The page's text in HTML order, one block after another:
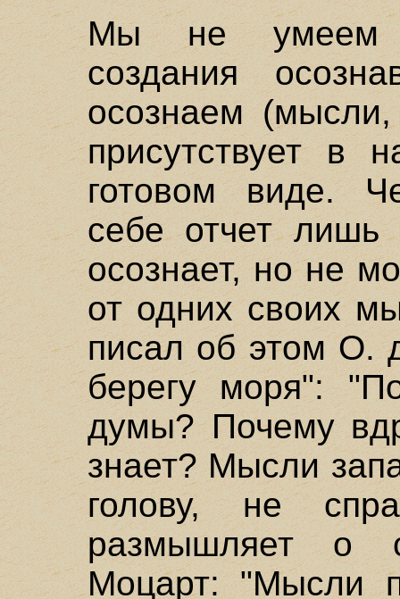
Мы не умеем
создания
осознаем
присутствует в
готовом виде.
себе отчет
осознает, но не
от одних своих
писал об этом О.
берегу моря":
думы? Почему
знает? Мысли
голову, не
размышляет о
Моцарт: "Мысли